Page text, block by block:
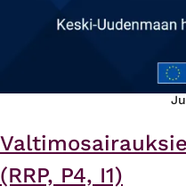
(RRP, P4, I1)